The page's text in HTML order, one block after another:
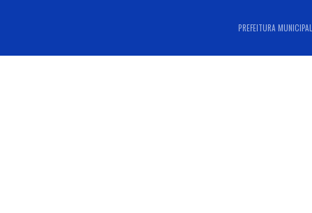
PREFEITURA